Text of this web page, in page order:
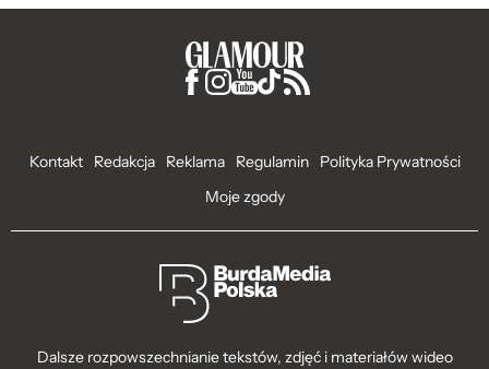
Kontakt Redakcja Reklama Regulamin
Polityka Prywatności
Moje zgody
Dalsze rozpowszechnianie tekstów, zdjęć i materiałów wideo